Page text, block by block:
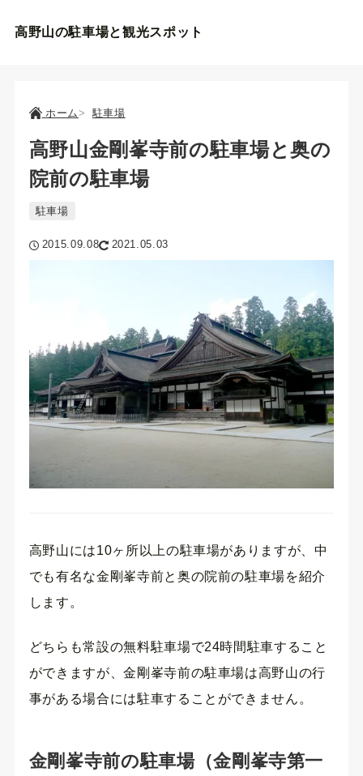
高野山の駐車場と観光スポット
ホーム 駐車場
高野山金剛峯寺前の駐車場と奥の
院前の駐車場
駐車場
2015.09.08 2021.05.03
高野山には10ヶ所以上の駐車場がありますが、中
でも有名な金剛峯寺前と奥の院前の駐車場を紹介
します。
どちらも常設の無料駐車場で24時間駐車すること
ができますが、金剛峯寺前の駐車場は高野山の行
事がある場合には駐車することができません。
金剛峯寺前の駐車場（金剛峯寺第一